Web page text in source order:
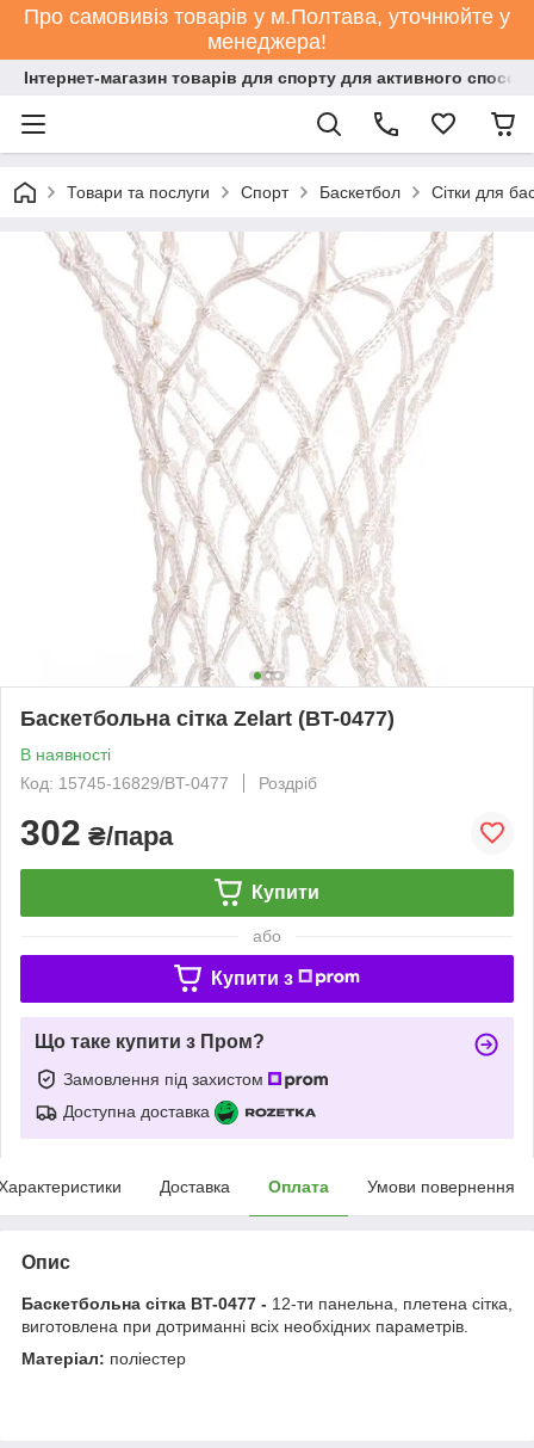
Про самовивіз товарів у м.Полтава, уточнюйте у
менеджера!
Інтернет-магазин товарів для спорту для активного
Товари та послуги Спорт Баскетбол Сітки для
Баскетбольна сітка Zelart (BT-0477)
В наявності
Код: 15745-16829/BT-0477
Роздріб
302 ₴/пара
Купити
або
Купити з
Що таке купити з Пром?
Замовлення під захистом
Доступна доставка
Доставка Оплата Умови повернення
Опис
Баскетбольна сітка BT-0477 - 12-ти панельна, плетена сітка,
виготовлена при дотриманні всіх необхідних параметрів.
Матеріал: поліестер